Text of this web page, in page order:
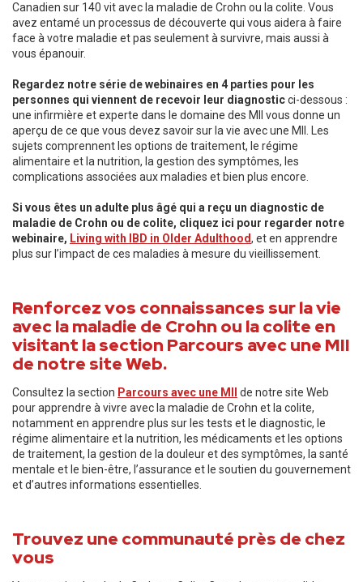
Canadien sur 140 vit avec la maladie de Crohn ou la colite. Vous
avez entamé un processus de découverte qui vous aidera à faire
face à votre maladie et pas seulement à survivre, mais aussi à
vous épanouir.
Regardez notre série de webinaires en 4 parties pour les
personnes qui viennent de recevoir leur diagnosticci-dessous :
une infirmière et experte dans le domaine des MII vous donne un
aperçu de ce que vous devez savoir sur la vie avec une MII. Les
sujets comprennent les options de traitement, le régime
alimentaire et la nutrition, la gestion des symptômes, les
complications associées aux maladies et bien plus encore.
Si vous êtes un adulte plus âgé qui a reçu un diagnostic de
maladie de Crohn ou de colite, cliquez ici pour regarder notre
webinaire, Living with IBD in Older Adulthood, et en apprendre
plus sur l’impact de ces maladies à mesure du vieillissement.
Renforcez vos connaissances sur la vie
avec la maladie de Crohn ou la colite en
visitant la section Parcours avec une MII
de notre site Web.
Consultez la section Parcours avec une MII
de notre site Web
pour apprendre à vivre avec la maladie de Crohn et la colite,
notamment en apprendre plus sur les tests et le diagnostic, le
régime alimentaire et la nutrition, les médicaments et les options
de traitement, la gestion de la douleur et des symptômes, la santé
mentale et le bien-être, l’assurance et le soutien du gouvernement
et d’autres informations essentielles.
Trouvez une communauté près de chez
vous